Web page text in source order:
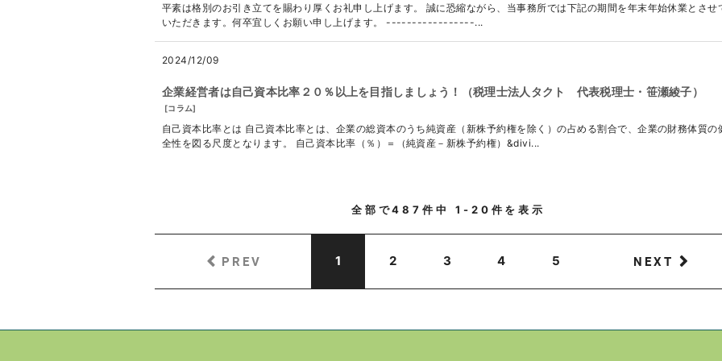
平素は格別のお引き立てを賜わり厚くお礼申し上げます。 誠に恐縮ながら、当事務所では下記の期間を年末年始休業とさせ
いただきます。何卒宜しくお願い申し上げます。 -----------------...
2024/12/09
企業経営者は自己資本比率２０％以上を目指しましょう！（税理士法人タクト 代表税理士・笹瀬綾子）
[コラム]
自己資本比率とは 自己資本比率とは、企業の総資本のうち純資産（新株予約権を除く）の占める割合で、企業の財務体質の
全性を図る尺度となります。 自己資本比率（％）＝（純資産－新株予約権）&divi...
全部で487件中 1-20 件を表示
PREV 1 2 3 4 5 NEXT